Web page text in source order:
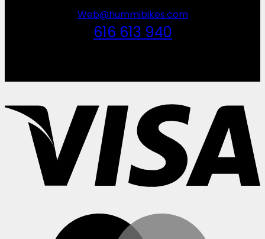
Web@hummibikes.com
616 613 940